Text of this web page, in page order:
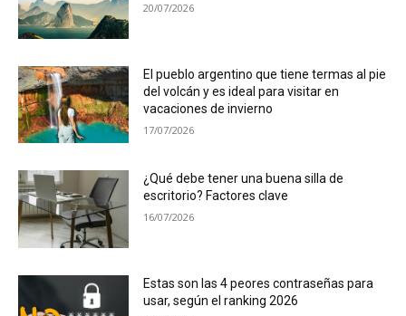
20/07/2026
El pueblo argentino que tiene termas al pie
del volcán y es ideal para visitar en
vacaciones de invierno
17/07/2026
¿Qué debe tener una buena silla de
escritorio? Factores clave
16/07/2026
Estas son las 4 peores contraseñas para
usar, según el ranking 2026